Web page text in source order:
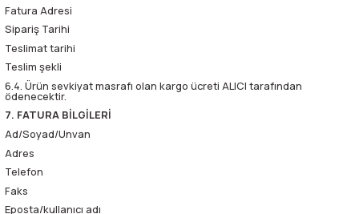
Fatura Adresi
Sipariş Tarihi
Teslimat tarihi
Teslim şekli
6.4. Ürün sevkiyat masrafı olan kargo ücreti ALICI tarafından
ödenecektir.
7. FATURA BİLGİLERİ
Ad/Soyad/Unvan
Adres
Telefon
Faks
Eposta/kullanıcı adı